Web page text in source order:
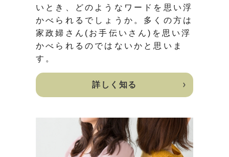
いとき、どのようなワードを思い浮
かべられるでしょうか。多くの方は
家政婦さん(お手伝いさん)を思い浮
かべられるのではないかと思いま
す。
詳しく知る